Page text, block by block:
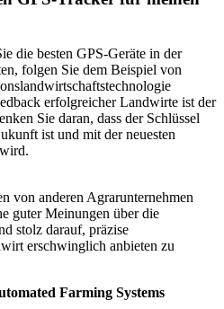
die besten GPS-Geräte in der
folgen Sie dem Beispiel von
erfolgreicher Landwirte ist der
Sie daran, dass der Schlüssel
ist und mit der neuesten
von anderen Agrarunternehmen
guter Meinungen über die
stolz darauf, präzise
erschwinglich anbieten zu
Farming Systems